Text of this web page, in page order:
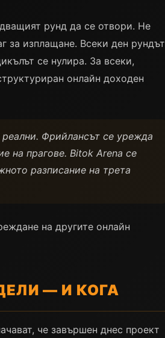
рунд да се отвори. Не
за изплащане. Всеки ден рундът
се нулира. За всеки,
онлайн доходен
Фрийлансът се урежда
на прагове. Bitok Arena се
разписание на трета
на другите онлайн
— И КОГА
че завършен днес проект